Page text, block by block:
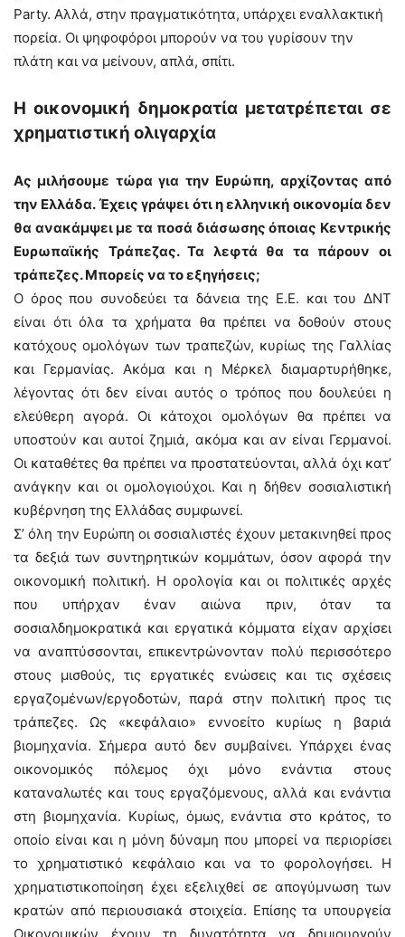
Party. Αλλά, στην πραγματικότητα, υπάρχει εναλλακτική
πορεία. Οι ψηφοφόροι μπορούν να του γυρίσουν την
πλάτη και να μείνουν, απλά, σπίτι.
Η οικονομική δημοκρατία μετατρέπεται σε
χρηματιστική ολιγαρχία
Ας μιλήσουμε τώρα για την Ευρώπη, αρχίζοντας από
την Ελλάδα. Έχεις γράψει ότι η ελληνική οικονομία δεν
θα ανακάμψει με τα ποσά διάσωσης όποιας Κεντρικής
Ευρωπαϊκής Τράπεζας. Τα λεφτά θα τα πάρουν οι
τράπεζες. Μπορείς να το εξηγήσεις;
Ο όρος που συνοδεύει τα δάνεια της Ε.Ε. και του ΔΝΤ
είναι ότι όλα τα χρήματα θα πρέπει να δοθούν στους
κατόχους ομολόγων των τραπεζών, κυρίως της Γαλλίας
και Γερμανίας. Ακόμα και η Μέρκελ διαμαρτυρήθηκε,
λέγοντας ότι δεν είναι αυτός ο τρόπος που δουλεύει η
ελεύθερη αγορά. Οι κάτοχοι ομολόγων θα πρέπει να
υποστούν και αυτοί ζημιά, ακόμα και αν είναι Γερμανοί.
Οι καταθέτες θα πρέπει να προστατεύονται, αλλά όχι κατ’
ανάγκην και οι ομολογιούχοι. Και η δήθεν σοσιαλιστική
κυβέρνηση της Ελλάδας συμφωνεί.
Σ’ όλη την Ευρώπη οι σοσιαλιστές έχουν μετακινηθεί προς
τα δεξιά των συντηρητικών κομμάτων, όσον αφορά την
οικονομική πολιτική. Η ορολογία και οι πολιτικές αρχές
που υπήρχαν έναν αιώνα πριν, όταν τα
σοσιαλδημοκρατικά και εργατικά κόμματα είχαν αρχίσει
να αναπτύσσονται, επικεντρώνονταν πολύ περισσότερο
στους μισθούς, τις εργατικές ενώσεις και τις σχέσεις
εργαζομένων/εργοδοτών, παρά στην πολιτική προς τις
τράπεζες. Ως «κεφάλαιο» εννοείτο κυρίως η βαριά
βιομηχανία. Σήμερα αυτό δεν συμβαίνει. Υπάρχει ένας
οικονομικός πόλεμος όχι μόνο ενάντια στους
καταναλωτές και τους εργαζόμενους, αλλά και ενάντια
στη βιομηχανία. Κυρίως, όμως, ενάντια στο κράτος, το
οποίο είναι και η μόνη δύναμη που μπορεί να περιορίσει
το χρηματιστικό κεφάλαιο και να το φορολογήσει. Η
χρηματιστικοποίηση έχει εξελιχθεί σε απογύμνωση των
κρατών από περιουσιακά στοιχεία. Επίσης τα υπουργεία